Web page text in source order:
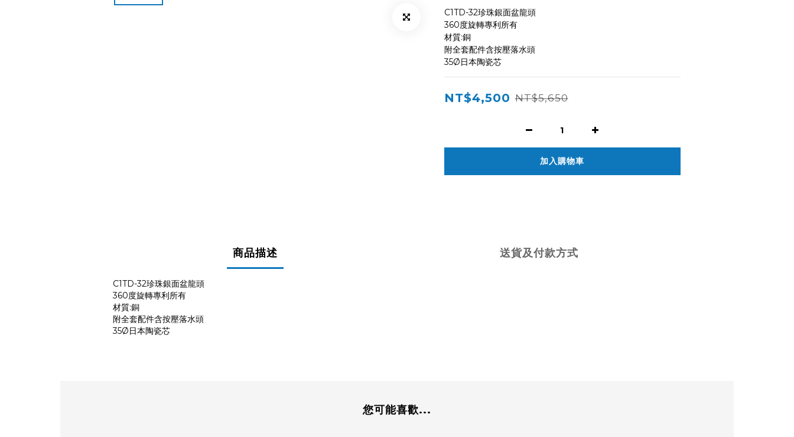
C1TD-32珍珠銀面盆龍頭
360度旋轉專利所有
材質:銅
附全套配件含按壓落水頭
35Ø日本陶瓷芯
NT$4,500 NT$5,650
加入購物車
商品描述 送貨及付款方式
C1TD-32珍珠銀面盆龍頭
360度旋轉專利所有
材質:銅
附全套配件含按壓落水頭
35Ø日本陶瓷芯
您可能喜歡...